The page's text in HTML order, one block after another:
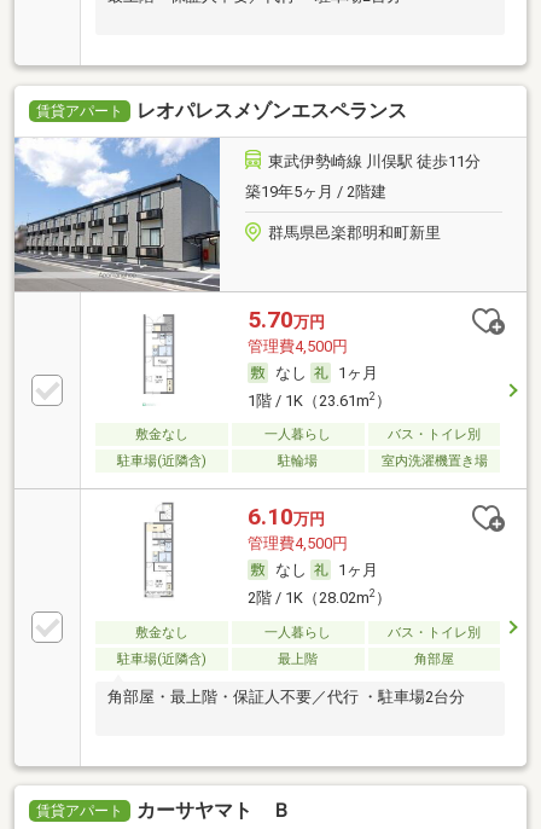
賃貸アパート レオパレスメゾンエスペランス
東武伊勢崎線 川俣駅 徒歩11分
築19年5ヶ月 / 2階建
群馬県邑楽郡明和町新里
5.70万円
管理費4,500円
なし
1ヶ月
1階 / 1K（23.61m2）
敷金なし 一人暮らし
バス・トイレ別
駐車場(近隣含)
駐輪場 室内洗濯機置き場
6.10万円
管理費4,500円
なし
1ヶ月
2階 / 1K（28.02m2）
敷金なし 一人暮らし
バス・トイレ別
駐車場(近隣含)
最上階 角部屋
角部屋・最上階・保証人不要／代行 ・駐車場2台分
賃貸アパート カーサヤマト Ｂ